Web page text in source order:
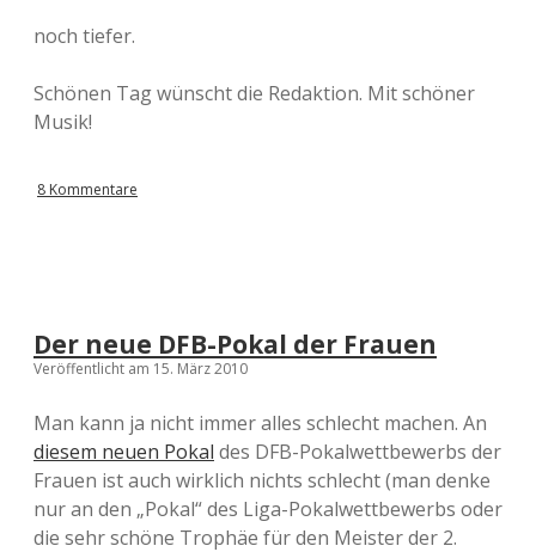
noch tiefer.
Schönen Tag wünscht die Redaktion. Mit schöner
Musik!
8 Kommentare
Der neue DFB-Pokal der Frauen
Veröffentlicht am 15. März 2010
Man kann ja nicht immer alles schlecht machen. An
diesem neuen Pokal des DFB-Pokalwettbewerbs der
Frauen ist auch wirklich nichts schlecht (man denke
nur an den „Pokal“ des Liga-Pokalwettbewerbs oder
die sehr schöne Trophäe für den Meister der 2.